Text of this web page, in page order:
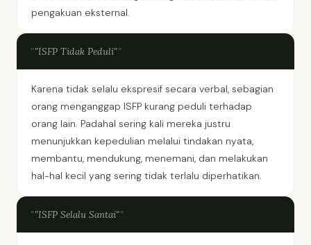
pengakuan eksternal.
"ISFP Tidak Peduli"
Karena tidak selalu ekspresif secara verbal, sebagian
orang menganggap ISFP kurang peduli terhadap
orang lain. Padahal sering kali mereka justru
menunjukkan kepedulian melalui tindakan nyata,
membantu, mendukung, menemani, dan melakukan
hal-hal kecil yang sering tidak terlalu diperhatikan.
"ISFP Selalu Santai"